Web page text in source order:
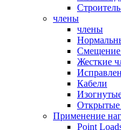
члены
члены
Смещение
Жесткие
Кабели
Открытые
Применение
Point